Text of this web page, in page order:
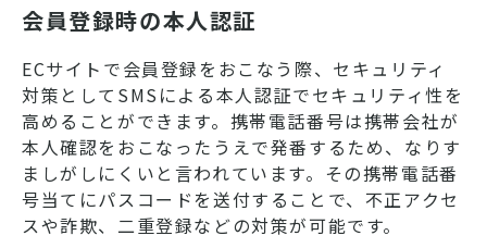
会員登録時の本人認証
ECサイトで会員登録をおこなう際、セキュリティ
対策としてSMSによる本人認証でセキュリティ性を
高めることができます。携帯電話番号は携帯会社が
本人確認をおこなったうえで発番するため、なりす
ましがしにくいと言われています。その携帯電話番
号当てにパスコードを送付することで、不正アクセ
スや詐欺、二重登録などの対策が可能です。